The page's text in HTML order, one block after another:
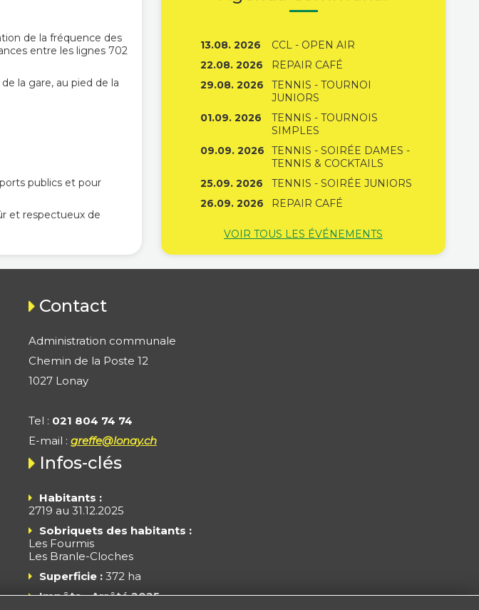
de la fréquence des
entre les lignes 702
la gare, au pied de la
publics et pour
et respectueux de
13.08. 2026
CCL - OPEN AIR
22.08. 2026
REPAIR CAFÉ
29.08. 2026
TENNIS - TOURNOI
JUNIORS
01.09. 2026
TENNIS - TOURNOIS
SIMPLES
09.09. 2026
TENNIS - SOIRÉE DAMES -
TENNIS & COCKTAILS
25.09. 2026
TENNIS - SOIRÉE JUNIORS
26.09. 2026
REPAIR CAFÉ
VOIR TOUS LES ÉVÉNEMENTS
Contact
Administration communale
Chemin de la Poste 12
1027 Lonay
Tel : 021 804 74 74
E-mail : greffe@lonay.ch
Infos-clés
Habitants :
2719 au 31.12.2025
Sobriquets des habitants :
Les Fourmis
Les Branle-Cloches
Superficie :372 ha
Impôts - Arrêté 2025